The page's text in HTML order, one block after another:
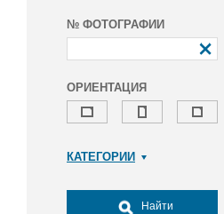
№ ФОТОГРАФИИ
ОРИЕНТАЦИЯ
КАТЕГОРИИ
Досуг, туризм и отдых
Найти